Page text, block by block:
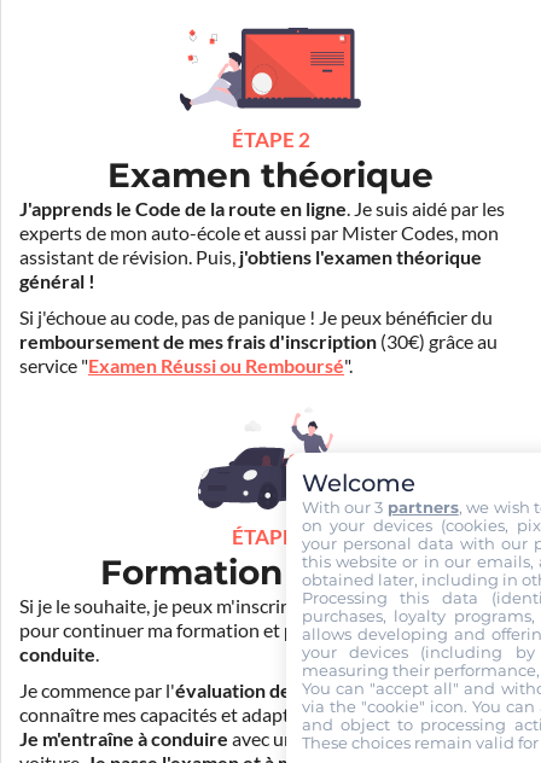
ÉTAPE 2
Examen théorique
J'apprends le Code de la route en ligne. Je suis aidé par les
experts de mon auto-école et aussi par Mister Codes, mon
assistant de révision. Puis, j'obtiens l'examen théorique
général !
Si j'échoue au code, pas de panique ! Je peux bénéficier du
remboursement de mes frais d'inscription (30€) grâce au
service "Examen Réussi ou Remboursé".
ÉTAPE 3
Formation pratique
Si je le souhaite, je peux m'inscrire auprès de mon auto-école
pour continuer ma formation et prendre des cours de
conduite.
Je commence par l'évaluation de départpour mieux
connaître mes capacités et adapter la durée de ma formation.
Je m'entraîne à conduire avec un simulateur et/ou en
Welcome
With our 3 partners, we wish
on your devices (cookies,
your personal data with our
this website or in our emails,
obtained later, including in
Processing this data
purchases, loyalty
allows developing and
your devices (including
measuring their
You can "accept all" and
via the "cookie" icon. You
and object to processing
These choices remain valid